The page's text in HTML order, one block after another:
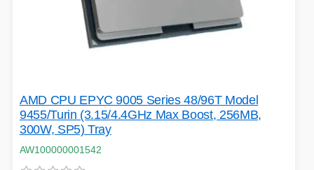
AMD CPU EPYC 9005 Series 48/96T Model
9455/Turin (3.15/4.4GHz Max Boost, 256MB,
300W, SP5) Tray
AW100000001542